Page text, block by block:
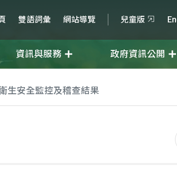
雙語詞彙 網站導覽 兒童版
資訊與服務 政府資訊公開
生安全監控及稽查結果